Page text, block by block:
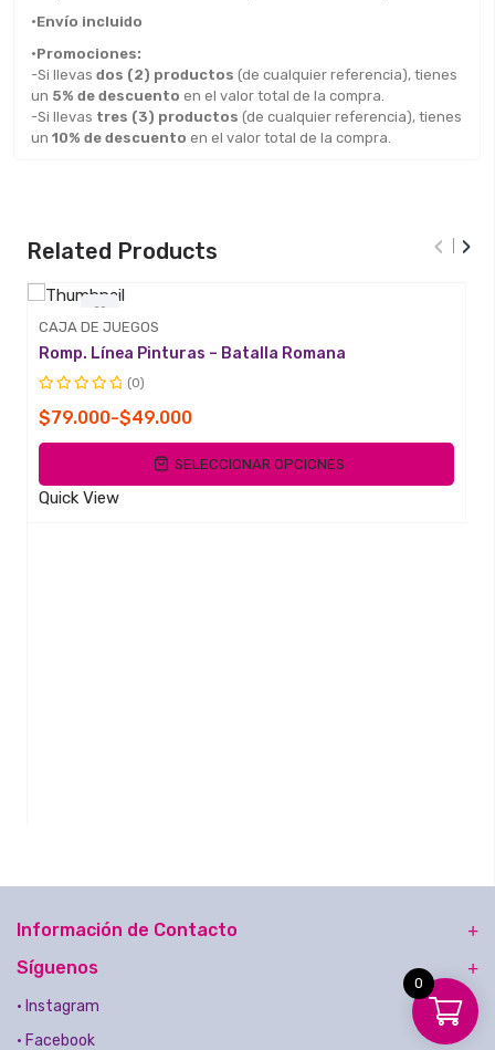
•Envío incluido
•Promociones:
-Si llevas dos (2) productos (de cualquier referencia), tienes
un 5% de descuento en el valor total de la compra.
-Si llevas tres (3) productos (de cualquier referencia), tienes
un 10% de descuento en el valor total de la compra.
Related Products
Quick
View
CAJA DE JUEGOS
Romp. Línea Pinturas – Batalla Romana
con
0
5
(0)
$49.000
-
$79.000
Rango
de
desde
SELECCIONAR OPCIONES
Quick View
‹ ›
Información de Contacto
Síguenos
• Instagram
• Facebook
0